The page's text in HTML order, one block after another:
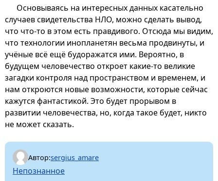
Основываясь на интересных данных касательно
случаев свидетельства НЛО, можно сделать вывод,
что что-то в этом есть правдивого. Отсюда мы видим,
что технологии инопланетян весьма продвинуты, и
учёные всё ещё будоражатся ими. Вероятно, в
будущем человечество откроет какие-то великие
загадки контроля над пространством и временем, и
нам откроются новые возможности, которые сейчас
кажутся фантастикой. Это будет прорывом в
развитии человечества, но, когда такое будет, никто
не может сказать.
Автор:sergius_amare
Непознанное